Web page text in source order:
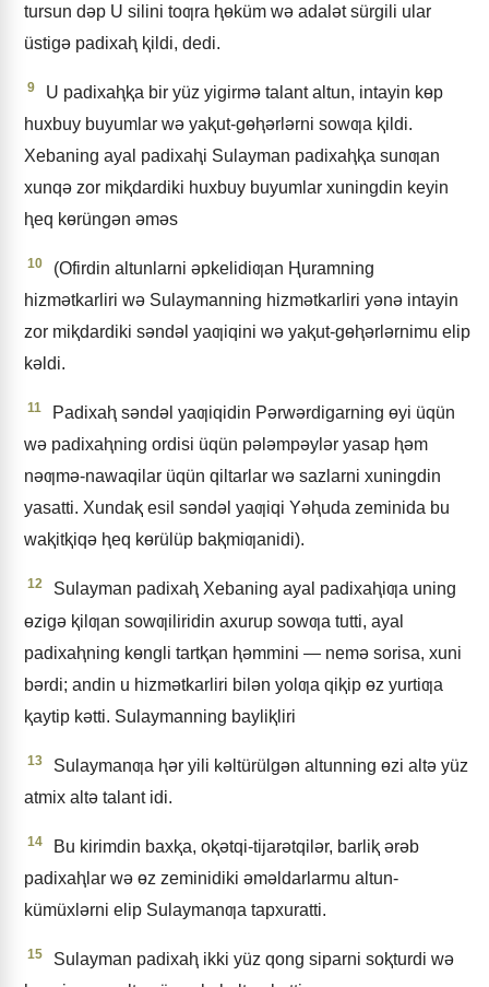
tursun dǝp U silini toƣra ⱨɵküm wǝ adalǝt sürgili ular
üstigǝ padixaⱨ ⱪildi, dedi.
9
U padixaⱨⱪa bir yüz yigirmǝ talant altun, intayin kɵp
huxbuy buyumlar wǝ yaⱪut-gɵⱨǝrlǝrni sowƣa ⱪildi.
Xebaning ayal padixaⱨi Sulayman padixaⱨⱪa sunƣan
xunqǝ zor miⱪdardiki huxbuy buyumlar xuningdin keyin
ⱨeq kɵrüngǝn ǝmǝs
10
(Ofirdin altunlarni ǝpkelidiƣan Ⱨuramning
hizmǝtkarliri wǝ Sulaymanning hizmǝtkarliri yǝnǝ intayin
zor miⱪdardiki sǝndǝl yaƣiqini wǝ yaⱪut-gɵⱨǝrlǝrnimu elip
kǝldi.
11
Padixaⱨ sǝndǝl yaƣiqidin Pǝrwǝrdigarning ɵyi üqün
wǝ padixaⱨning ordisi üqün pǝlǝmpǝylǝr yasap ⱨǝm
nǝƣmǝ-nawaqilar üqün qiltarlar wǝ sazlarni xuningdin
yasatti. Xundaⱪ esil sǝndǝl yaƣiqi Yǝⱨuda zeminida bu
waⱪitⱪiqǝ ⱨeq kɵrülüp baⱪmiƣanidi).
12
Sulayman padixaⱨ Xebaning ayal padixaⱨiƣa uning
ɵzigǝ ⱪilƣan sowƣiliridin axurup sowƣa tutti, ayal
padixaⱨning kɵngli tartⱪan ⱨǝmmini — nemǝ sorisa, xuni
bǝrdi; andin u hizmǝtkarliri bilǝn yolƣa qiⱪip ɵz yurtiƣa
ⱪaytip kǝtti. Sulaymanning bayliⱪliri
13
Sulaymanƣa ⱨǝr yili kǝltürülgǝn altunning ɵzi altǝ yüz
atmix altǝ talant idi.
14
Bu kirimdin baxⱪa, oⱪǝtqi-tijarǝtqilǝr, barliⱪ ǝrǝb
padixaⱨlar wǝ ɵz zeminidiki ǝmǝldarlarmu altun-
kümüxlǝrni elip Sulaymanƣa tapxuratti.
15
Sulayman padixaⱨ ikki yüz qong siparni soⱪturdi wǝ